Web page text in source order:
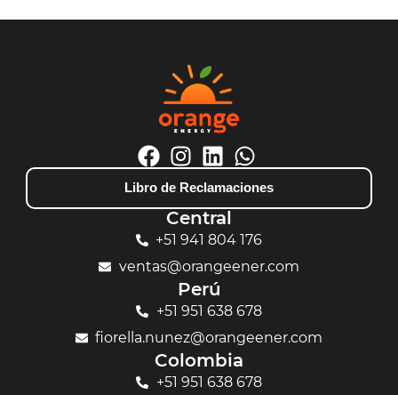
Libro de Reclamaciones
Central
+51 941 804 176
ventas@orangeener.com
Perú
+51 951 638 678
fiorella.nunez@orangeener.com
Colombia
+51 951 638 678